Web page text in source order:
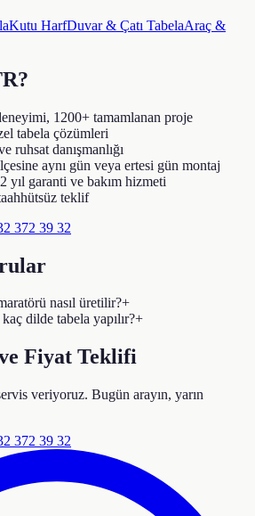
Kutu HarfDuvar & Çatı TabelaAraç &
1200+ tamamlanan proje
tabela çözümleri
ruhsat danışmanlığı
aynı gün veya ertesi gün montaj
yıl garanti ve bakım hizmeti
teklif
372 39 32
nasıl üretilir?+
dilde tabela yapılır?+
Fiyat Teklifi
veriyoruz. Bugün arayın, yarın
372 39 32